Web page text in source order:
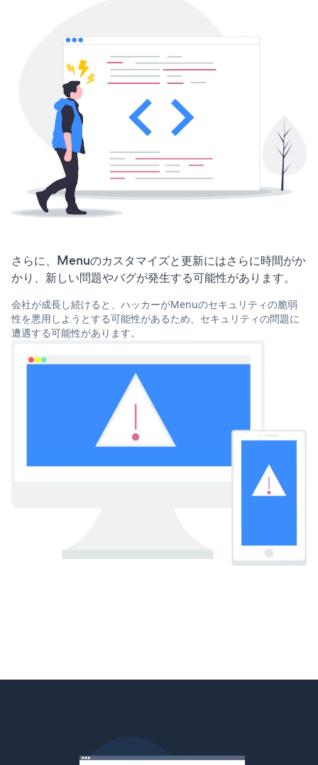
さらに、Menuのカスタマイズと更新にはさらに時間がか
かり、新しい問題やバグが発生する可能性があります。
会社が成長し続けると、ハッカーがMenuのセキュリティの脆弱
性を悪用しようとする可能性があるため、セキュリティの問題に
遭遇する可能性があります。